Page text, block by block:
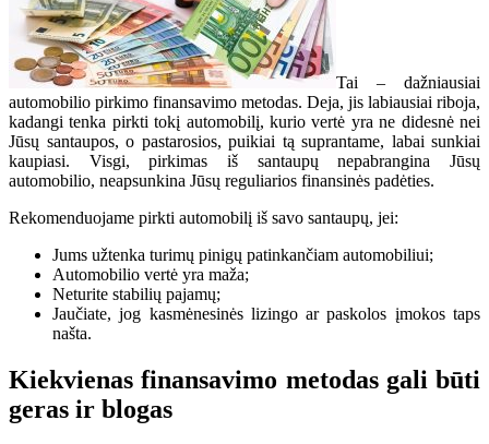
Tai – dažniausiai
automobilio pirkimo finansavimo metodas. Deja, jis labiausiai riboja,
kadangi tenka pirkti tokį automobilį, kurio vertė yra ne didesnė nei
Jūsų santaupos, o pastarosios, puikiai tą suprantame, labai sunkiai
kaupiasi. Visgi, pirkimas iš santaupų nepabrangina Jūsų
automobilio, neapsunkina Jūsų reguliarios finansinės padėties.
Rekomenduojame pirkti automobilį iš savo santaupų, jei:
Jums užtenka turimų pinigų patinkančiam automobiliui;
Automobilio vertė yra maža;
Neturite stabilių pajamų;
Jaučiate, jog kasmėnesinės lizingo ar paskolos įmokos taps
našta.
Kiekvienas finansavimo metodas gali būti
geras ir blogas